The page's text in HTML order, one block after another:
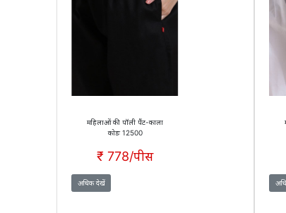
महिलाओं की पॉली पैंट-काला
कोडः 12500
₹ 778/पीस
अधिक देखें